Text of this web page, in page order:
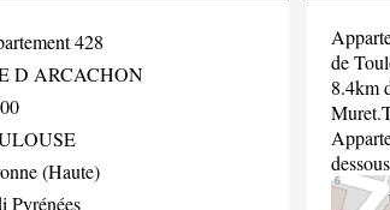
428
D ARCACHON
(Haute)
Pyrénées
de
8.4km